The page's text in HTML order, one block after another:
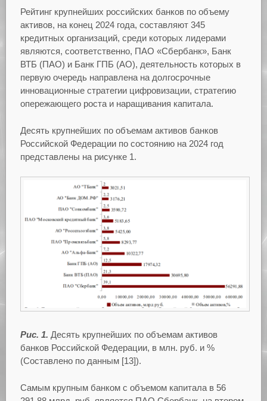
Рейтинг крупнейших российских банков по объему
активов, на конец 2024 года, составляют 345
кредитных организаций, среди которых лидерами
являются, соответственно, ПАО «Сбербанк», Банк
ВТБ (ПАО) и Банк ГПБ (АО), деятельность которых в
первую очередь направлена на долгосрочные
инновационные стратегии цифровизации, стратегию
опережающего роста и наращивания капитала.
Десять крупнейших по объемам активов банков
Российской Федерации по состоянию на 2024 год
представлены на рисунке 1.
Рис. 1. Десять крупнейших по объемам активов
банков Российской Федерации, в млн. руб. и %
(Составлено по данным [13]).
Самым крупным банком с объемом капитала в 56